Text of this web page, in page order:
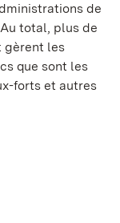
de
total, plus de
gèrent les
que sont les
forts et autres